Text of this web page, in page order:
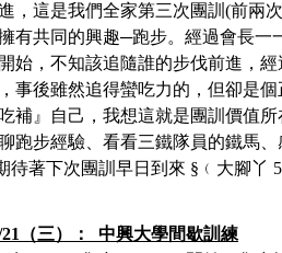
，這是我們全家第三次團訓 (前兩
有共同的興趣─跑步。經過會長一
始，不知該追隨誰的步伐前進，
事後雖然追得蠻吃力的，但卻是
補』自己，我想這就是團訓價值
跑步經驗、看看三鐵隊員的鐵馬
待著下次團訓早日到來 §﹙大腳丫
21（三）： 中興大學間歇訓練